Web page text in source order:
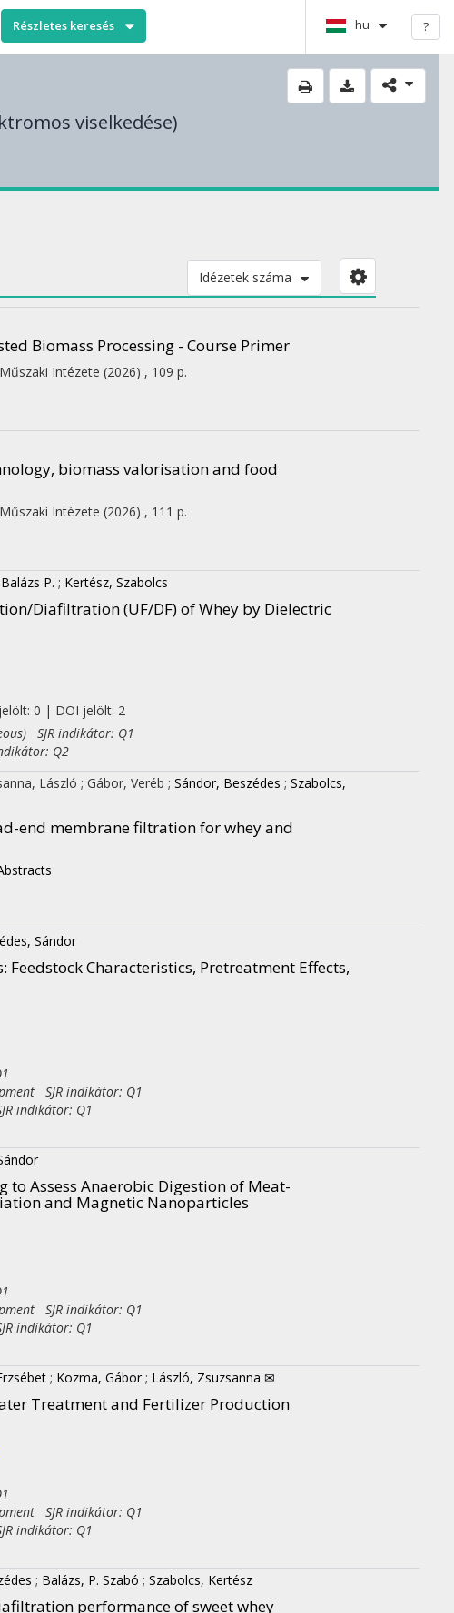
Részletes keresés hu ?
viselkedése)
Idézetek száma
Biomass Processing - Course Primer
Intézete (2026) , 109 p.
biomass valorisation and food
Intézete (2026) , 111 p.
P. ; Kertész, Szabolcs
Diafiltration (UF/DF) of Whey by Dielectric
0 | DOI jelölt: 2
SJR indikátor: Q1
Q2
László ; Gábor, Veréb ; Sándor, Beszédes ; Szabolcs,
end membrane filtration for whey and
Sándor
Characteristics, Pretreatment Effects,
SJR indikátor: Q1
indikátor: Q1
Assess Anaerobic Digestion of Meat-
and Magnetic Nanoparticles
SJR indikátor: Q1
indikátor: Q1
; Kozma, Gábor ; László, Zsuzsanna ✉
Treatment and Fertilizer Production
SJR indikátor: Q1
indikátor: Q1
; Balázs, P. Szabó ; Szabolcs, Kertész
performance of sweet whey